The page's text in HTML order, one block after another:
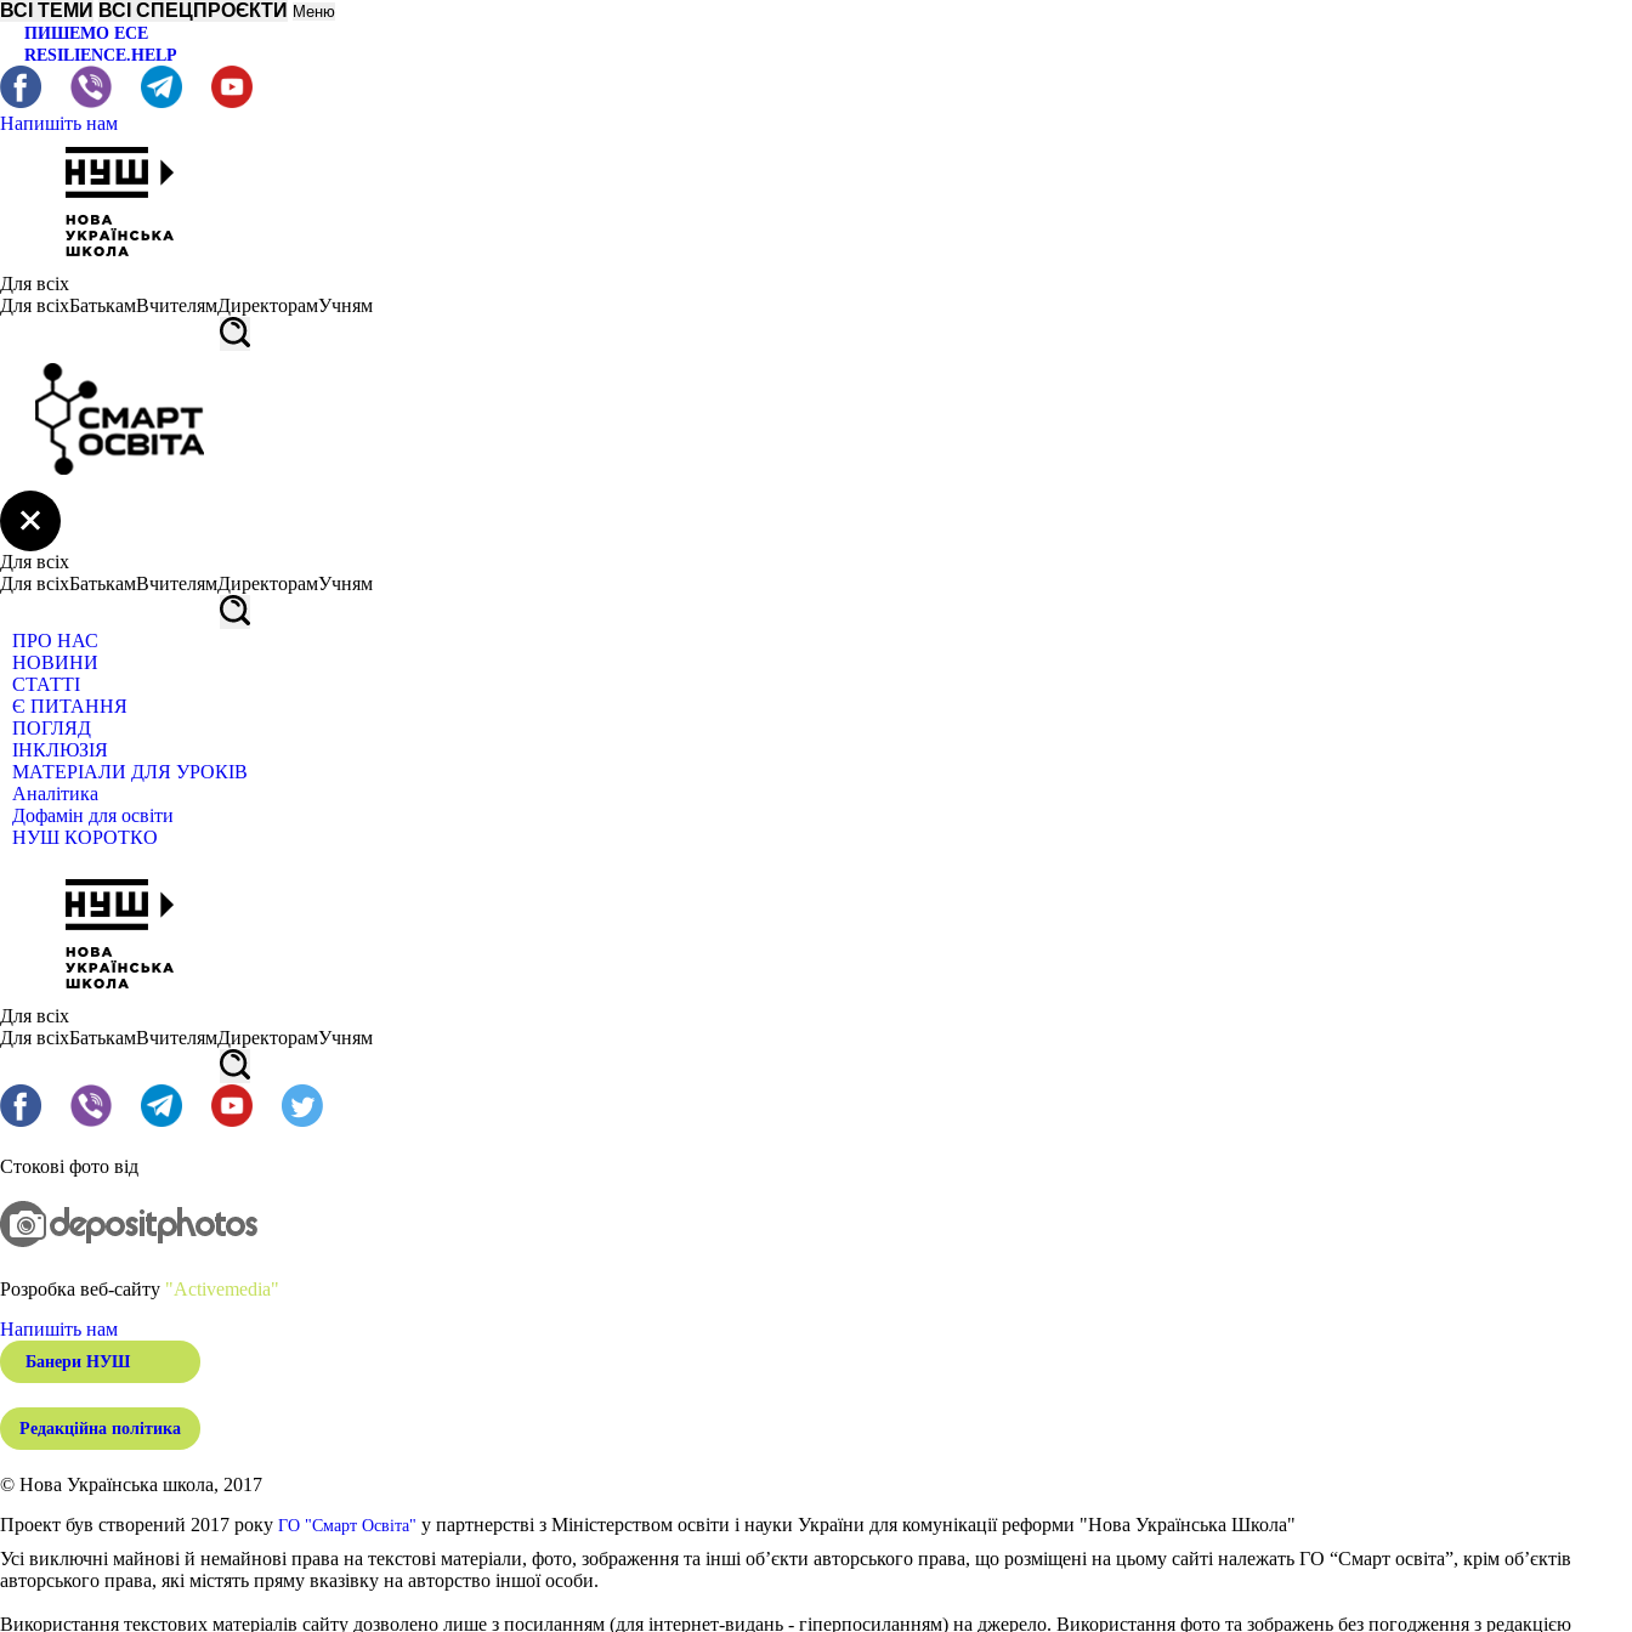
ВСІ ТЕМИ ВСІ СПЕЦПРОЄКТИ Меню
ПИШЕМО ЕСЕ
RESILIENCE.HELP
Напишіть нам
Для всіх
Для всіхБатькамВчителямДиректорамУчням
Для всіх
Для всіхБатькамВчителямДиректорамУчням
ПРО НАС
НОВИНИ
СТАТТІ
Є ПИТАННЯ
ПОГЛЯД
ІНКЛЮЗІЯ
МАТЕРІАЛИ ДЛЯ УРОКІВ
Аналітика
Дофамін для освіти
НУШ КОРОТКО
Для всіх
Для всіхБатькамВчителямДиректорамУчням
Стокові фото від
Розробка веб-сайту "Activemedia"
Напишіть нам
Банери НУШ
Редакційна політика
© Нова Українська школа, 2017
Проект був створений 2017 року ГО "Смарт Освіта" у партнерстві з Міністерством освіти і науки України для комунікації реформи "Нова Українська Школа"
Усі виключні майнові й немайнові права на текстові матеріали, фото, зображення та інші об’єкти авторського права, що розміщені на цьому сайті належать ГО “Смарт освіта”, крім об’єктів
авторського права, які містять пряму вказівку на авторство іншої особи.
Використання текстових матеріалів сайту дозволено лише з посиланням (для інтернет-видань - гіперпосиланням) на джерело. Використання фото та зображень без погодження з редакцією